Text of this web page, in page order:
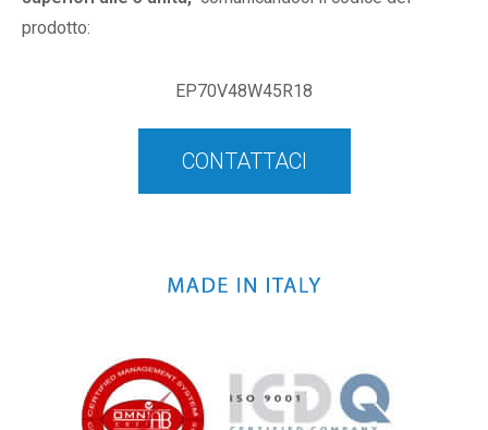
prodotto:
EP70V48W45R18
CONTATTACI